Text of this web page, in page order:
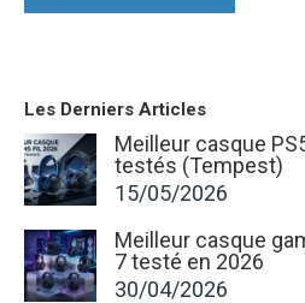
Les Derniers Articles
Meilleur casque
testés (Tempest)
15/05/2026
Meilleur casque
7 testé en 2026
30/04/2026